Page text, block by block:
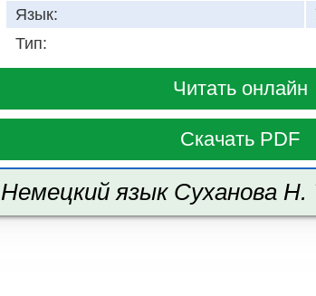
Язык:
Тип:
Читать онлайн
Скачать PDF
Немецкий язык Суханова Н.